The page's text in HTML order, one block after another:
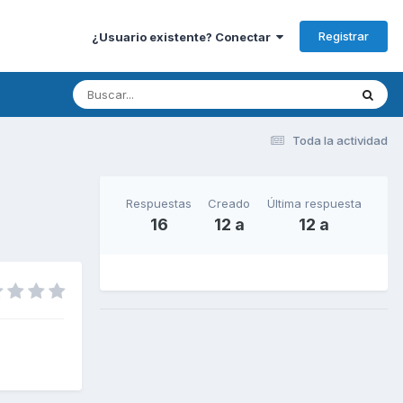
¿Usuario existente? Conectar Registrar
Toda la actividad
Respuestas
16
Creado
12 a
Última respuesta
12 a